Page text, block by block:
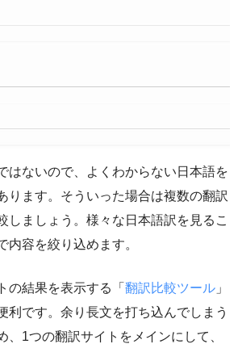
ないので、よくわからない日本語を
ります。そういった場合は複数の翻訳
しましょう。様々な日本語訳を見るこ
内容を絞り込めます。
結果を表示する「 翻訳比較ツール 」
利です。余り長文を打ち込んでしまう
、1つの翻訳サイトをメインにして、